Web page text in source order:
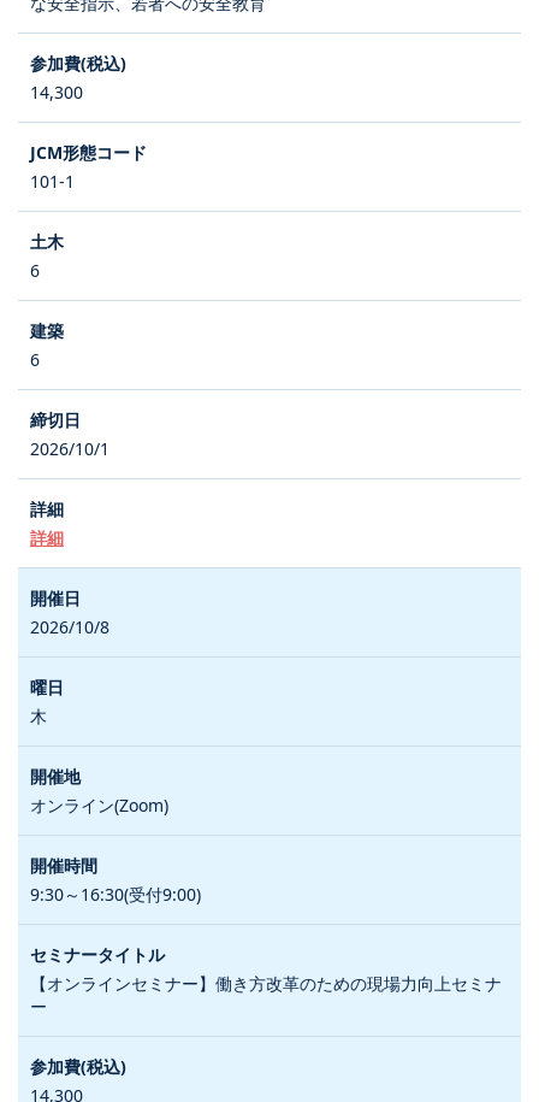
14,300
101-1
6
6
2026/10/1
詳細
2026/10/8
木
オンライン(Zoom)
9:30～16:30(受付9:00)
【オンラインセミナー】働き方改革のための現場力向上セミナ
ー
14,300